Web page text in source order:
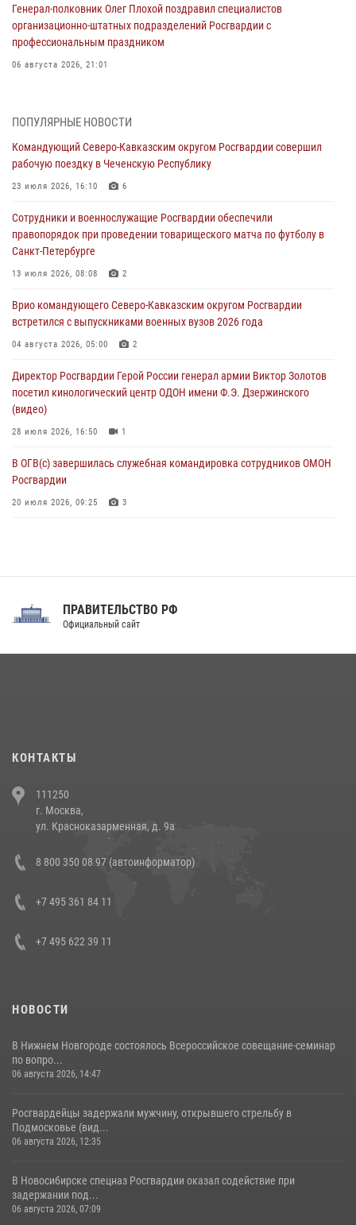
Генерал-полковник Олег Плохой поздравил специалистов
организационно-штатных подразделений Росгвардии с
профессиональным праздником
06 августа 2026, 21:01
Росгвардии (видео)
06 августа 2026, 14:47 10 1
В Брянске сотрудники и военнослужащие Росгвардии почтили
06 августа 2026, 14:36 2
В кинологическом центре Уральского округа Росгвардии почтили
память товарищей, погибших при исполнении воинского долга
В Центральном округе Росгвардии прошли мероприятия к
108‑летию генерала армии И.К. Яковлева
Росгвардейцы задержали мужчину, открывшего стрельбу в
Подмосковье (видео)
06 августа 2026, 12:35
ПОПУЛЯРНЫЕ НОВОСТИ
Командующий Северо-Кавказским округом Росгвардии совершил
рабочую поездку в Чеченскую Республику
23 июля 2026, 16:10 6
Сотрудники и военнослужащие Росгвардии обеспечили
правопорядок при проведении товарищеского матча по футболу в
Санкт-Петербурге
13 июля 2026, 08:08 2
Врио командующего Северо-Кавказским округом Росгвардии
встретился с выпускниками военных вузов 2026 года
04 августа 2026, 05:00 2
Директор Росгвардии Герой России генерал армии Виктор Золотов
посетил кинологический центр ОДОН имени Ф.Э. Дзержинского
(видео)
28 июля 2026, 16:50 1
В ОГВ(с) завершилась служебная командировка сотрудников ОМОН
Росгвардии
20 июля 2026, 09:25 3
Праздник «Один день с Росгвардией» к 105-летию Центрального
напавших на бригаду скорой помощи (видео)
14 июля 2026, 12:20
В Росгвардии прошла военно-научная конференция по обобщению
боевого опыта
ПРАВИТЕЛЬСТВО РФ
Официальный сайт
КОНТАКТЫ
111250
г. Москва,
ул. Красноказарменная, д. 9а
8 800 350 08 97 (автоинформатор)
+7 495 361 84 11
+7 495 622 39 11
НОВОСТИ
В Нижнем Новгороде состоялось Всероссийское совещание-семинар
по вопро...
06 августа 2026, 14:47
Росгвардейцы задержали мужчину, открывшего стрельбу в
Подмосковье (вид...
06 августа 2026, 12:35
В Новосибирске спецназ Росгвардии оказал содействие при
задержании под...
06 августа 2026, 07:09